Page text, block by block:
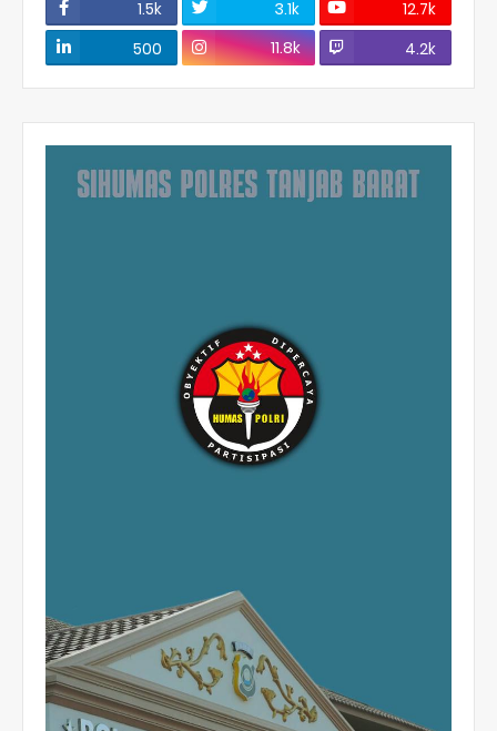
1.5k 3.1k
12.7k
500
11.8k 4.2k